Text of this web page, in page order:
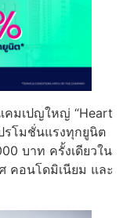
คมเปญใหญ่ “Heart
รโมชั่นแรงทุกยูนิต
บาท ครั้งเดียวใน
คอนโดมิเนียม และ